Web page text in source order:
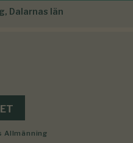
Dalarnas län
Allmänning